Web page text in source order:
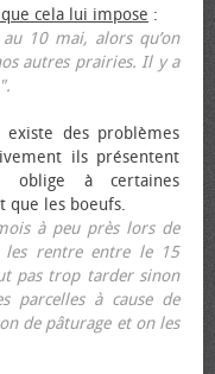
cela lui impose :
10 mai, alors qu’on
autres prairies. Il y a
des problèmes
ils présentent
oblige à certaines
que les bœufs.
à peu près lors de
les rentre entre le 15
pas trop tarder sinon
parcelles à cause de
de pâturage et on les